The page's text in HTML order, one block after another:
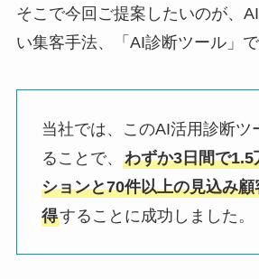
そこで今回ご提案したいのが、
い集客手法、「AI診断ツール」で
当社では、このAI活用診断ツ
ることで、 わずか3日間で1.5
ションと70件以上の見込み
得することに成功しました。